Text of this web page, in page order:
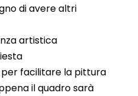
di avere altri
artistica
per facilitare la pittura
il quadro sarà